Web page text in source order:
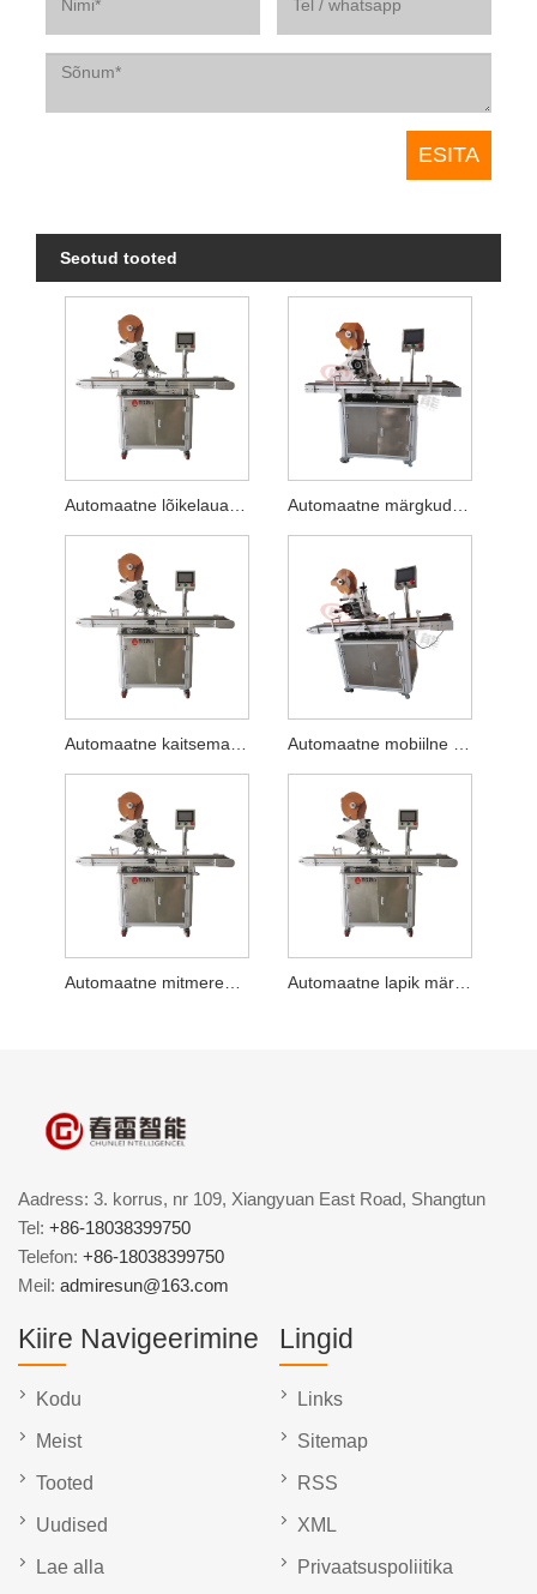
Seotud tooted
Automaatne mitmerealine sildistamise masin
Aadress: 3. korrus, nr 109, Xiangyuan East Road, Shangtun
Tel: +86-18038399750
Telefon: +86-18038399750
Meil: admiresun@163.com
Kiire Navigeerimine
Kodu
Meist
Tooted
Uudised
Lae alla
Lingid
Links
Sitemap
RSS
XML
Privaatsuspoliitika